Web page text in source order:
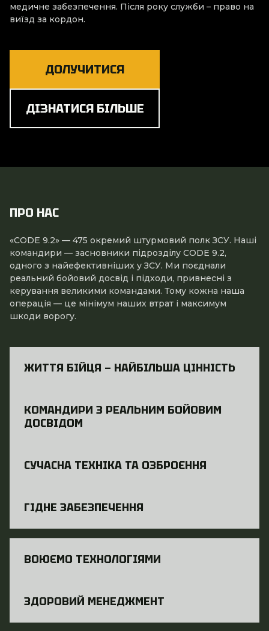
медичне забезпечення. Після року служби – право на
виїзд за кордон.
ДОЛУЧИТИСЯ
ДІЗНАТИСЯ БІЛЬШЕ
ПРО НАС
«CODE 9.2» — 475 окремий штурмовий полк ЗСУ. Наші
командири — засновники підрозділу CODE 9.2,
одного з найефективніших у ЗСУ. Ми поєднали
реальний бойовий досвід і підходи, привнесні з
керування великими командами. Тому кожна наша
операція — це мінімум наших втрат і максимум
шкоди ворогу.
ЖИТТЯ БІЙЦЯ — НАЙБІЛЬША ЦІННІСТЬ
КОМАНДИРИ З РЕАЛЬНИМ БОЙОВИМ
ДОСВІДОМ
СУЧАСНА ТЕХНІКА ТА ОЗБРОЄННЯ
ГІДНЕ ЗАБЕЗПЕЧЕННЯ
ВОЮЄМО ТЕХНОЛОГІЯМИ
ЗДОРОВИЙ МЕНЕДЖМЕНТ